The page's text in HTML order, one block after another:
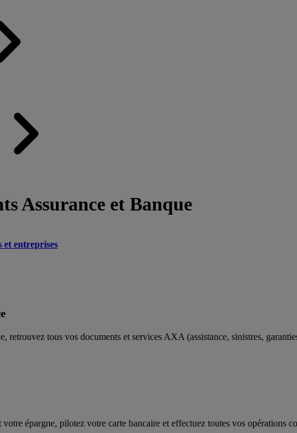
Assurance et Banque
et entreprises
retrouvez tous vos documents et services AXA (assistance, sinistres,
épargne, pilotez votre carte bancaire et effectuez toutes vos opérations